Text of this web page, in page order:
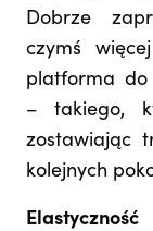
Dobrze
czymś
platforma do
– takiego,
zostawiając
kolejnych